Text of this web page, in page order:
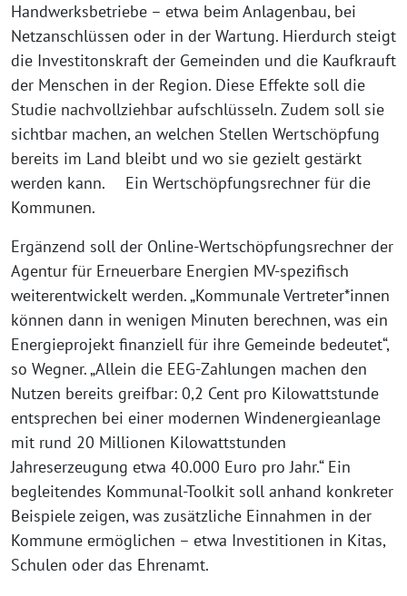
Handwerksbetriebe – etwa beim Anlagenbau, bei
Netzanschlüssen oder in der Wartung. Hierdurch steigt
die Investitonskraft der Gemeinden und die Kaufkrauft
der Menschen in der Region. Diese Effekte soll die
Studie nachvollziehbar aufschlüsseln. Zudem soll sie
sichtbar machen, an welchen Stellen Wertschöpfung
bereits im Land bleibt und wo sie gezielt gestärkt
werden kann. Ein Wertschöpfungsrechner für die
Kommunen.
Ergänzend soll der Online-Wertschöpfungsrechner der
Agentur für Erneuerbare Energien MV-spezifisch
weiterentwickelt werden. „Kommunale Vertreter*innen
können dann in wenigen Minuten berechnen, was ein
Energieprojekt finanziell für ihre Gemeinde bedeutet“,
so Wegner. „Allein die EEG-Zahlungen machen den
Nutzen bereits greifbar: 0,2 Cent pro Kilowattstunde
entsprechen bei einer modernen Windenergieanlage
mit rund 20 Millionen Kilowattstunden
Jahreserzeugung etwa 40.000 Euro pro Jahr.“ Ein
begleitendes Kommunal-Toolkit soll anhand konkreter
Beispiele zeigen, was zusätzliche Einnahmen in der
Kommune ermöglichen – etwa Investitionen in Kitas,
Schulen oder das Ehrenamt.